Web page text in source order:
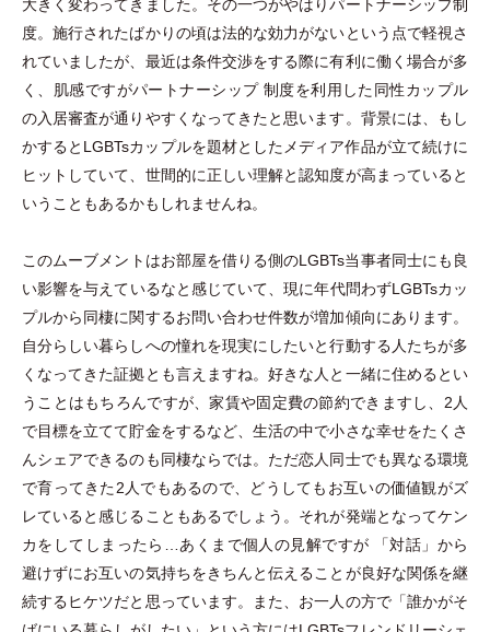
大きく変わってきました。その一つがやはりパートナーシップ制
度。施行されたばかりの頃は法的な効力がないという点で軽視さ
れていましたが、最近は条件交渉をする際に有利に働く場合が多
く、肌感ですがパートナーシップ 制度を利用した同性カップル
の入居審査が通りやすくなってきたと思います。背景には、もし
かするとLGBTsカップルを題材としたメディア作品が立て続けに
ヒットしていて、世間的に正しい理解と認知度が高まっていると
いうこともあるかもしれませんね。
このムーブメントはお部屋を借りる側のLGBTs当事者同士にも良
い影響を与えているなと感じていて、現に年代問わずLGBTsカッ
プルから同棲に関するお問い合わせ件数が増加傾向にあります。
自分らしい暮らしへの憧れを現実にしたいと行動する人たちが多
くなってきた証拠とも言えますね。好きな人と一緒に住めるとい
うことはもちろんですが、家賃や固定費の節約できますし、2人
で目標を立てて貯金をするなど、生活の中で小さな幸せをたくさ
んシェアできるのも同棲ならでは。ただ恋人同士でも異なる環境
で育ってきた2人でもあるので、どうしてもお互いの価値観がズ
レていると感じることもあるでしょう。それが発端となってケン
カをしてしまったら…あくまで個人の見解ですが
「対話 」 から
避けずにお互いの気持ちをきちんと伝えることが良好な関係を継
続するヒケツだと思っています。また、お一人の方で「誰かがそ